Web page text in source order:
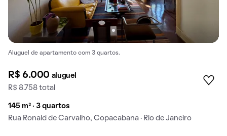
Aluguel de apartamento com 3 quartos.
R$ 6.000 aluguel
R$ 8.758 total
145 m² · 3 quartos
Rua Ronald de Carvalho, Copacabana · Rio de Janeiro